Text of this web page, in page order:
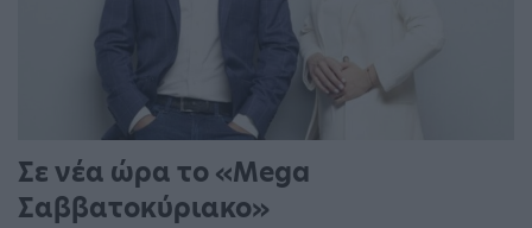
Σε νέα ώρα το «Mega
Σαββατοκύριακο»